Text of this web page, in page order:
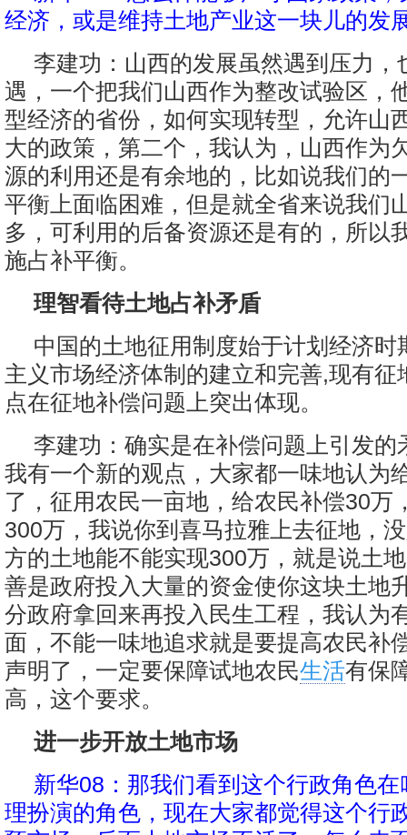
经济，或是维持土地产业这一块儿的发
李建功：山西的发展虽然遇到压力，
遇，一个把我们山西作为整改试验区，
型经济的省份，如何实现转型，允许山
大的政策，第二个，我认为，山西作为
源的利用还是有余地的，比如说我们的
平衡上面临困难，但是就全省来说我们
多，可利用的后备资源还是有的，所以
施占补平衡。
理智看待土地占补矛盾
中国的土地征用制度始于计划经济时
主义市场经济体制的建立和完善,现有征
点在征地补偿问题上突出体现。
李建功：确实是在补偿问题上引发的
我有一个新的观点，大家都一味地认为
了，征用农民一亩地，给农民补偿30万
300万，我说你到喜马拉雅上去征地，
方的土地能不能实现300万，就是说土
善是政府投入大量的资金使你这块土地
分政府拿回来再投入民生工程，我认为
面，不能一味地追求就是要提高农民补
声明了，一定要保障试地农民生活有保
高，这个要求。
进一步开放土地市场
新华08：那我们看到这个行政角色
理扮演的角色，现在大家都觉得这个行